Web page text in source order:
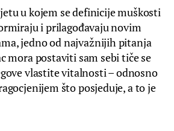
u kojem se definicije muškosti
i prilagođavaju novim
jedno od najvažnijih pitanja
mora postaviti sam sebi tiče se
vlastite vitalnosti – odnosno
što posjeduje, a to je